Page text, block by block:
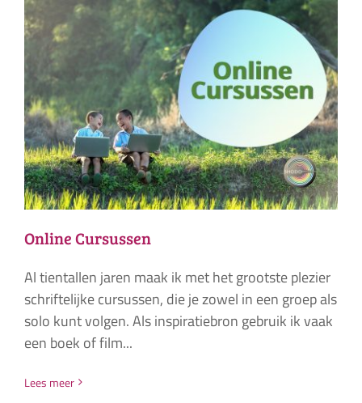
Online Cursussen
Al tientallen jaren maak ik met het grootste plezier
schriftelijke cursussen, die je zowel in een groep als
solo kunt volgen. Als inspiratiebron gebruik ik vaak
een boek of film...
Lees meer